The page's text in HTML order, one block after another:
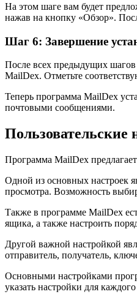
На этом шаге вам будет
нажав на кнопку «Обзор».
Шаг 6: Завершение
После всех предыдущих шагов
MailDex. Отметьте
Теперь программа MailDex
почтовыми сообщениями.
Пользовательские
Программа MailDex
Одной из основных настроек
просмотра. Возможность
Также в программе MailDex
ящика, а также настроить
Другой важной настройкой
отправитель, получатель,
Основными настройками
указать настройки для